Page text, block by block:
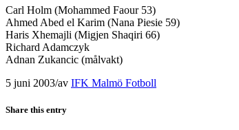
Carl Holm (Mohammed Faour 53)
Ahmed Abed el Karim (Nana Piesie 59)
Haris Xhemajli (Migjen Shaqiri 66)
Richard Adamczyk
Adnan Zukancic (målvakt)
5 juni 2003/av IFK Malmö Fotboll
Share this entry